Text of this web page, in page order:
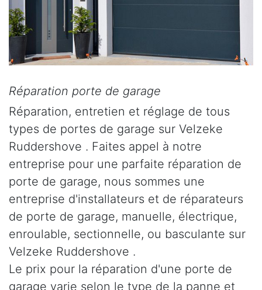
Réparation porte de garage
Réparation, entretien et réglage de tous
types de portes de garage sur Velzeke
Ruddershove . Faites appel à notre
entreprise pour une parfaite réparation de
porte de garage, nous sommes une
entreprise d'installateurs et de réparateurs
de porte de garage, manuelle, électrique,
enroulable, sectionnelle, ou basculante sur
Velzeke Ruddershove .
Le prix pour la réparation d'une porte de
garage varie selon le type de la panne et